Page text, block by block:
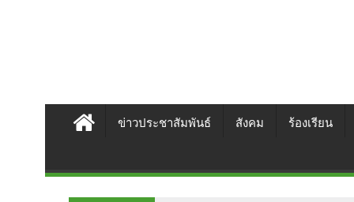
ข่าวประชาสัมพันธ์ สังคม ร้องเรียน